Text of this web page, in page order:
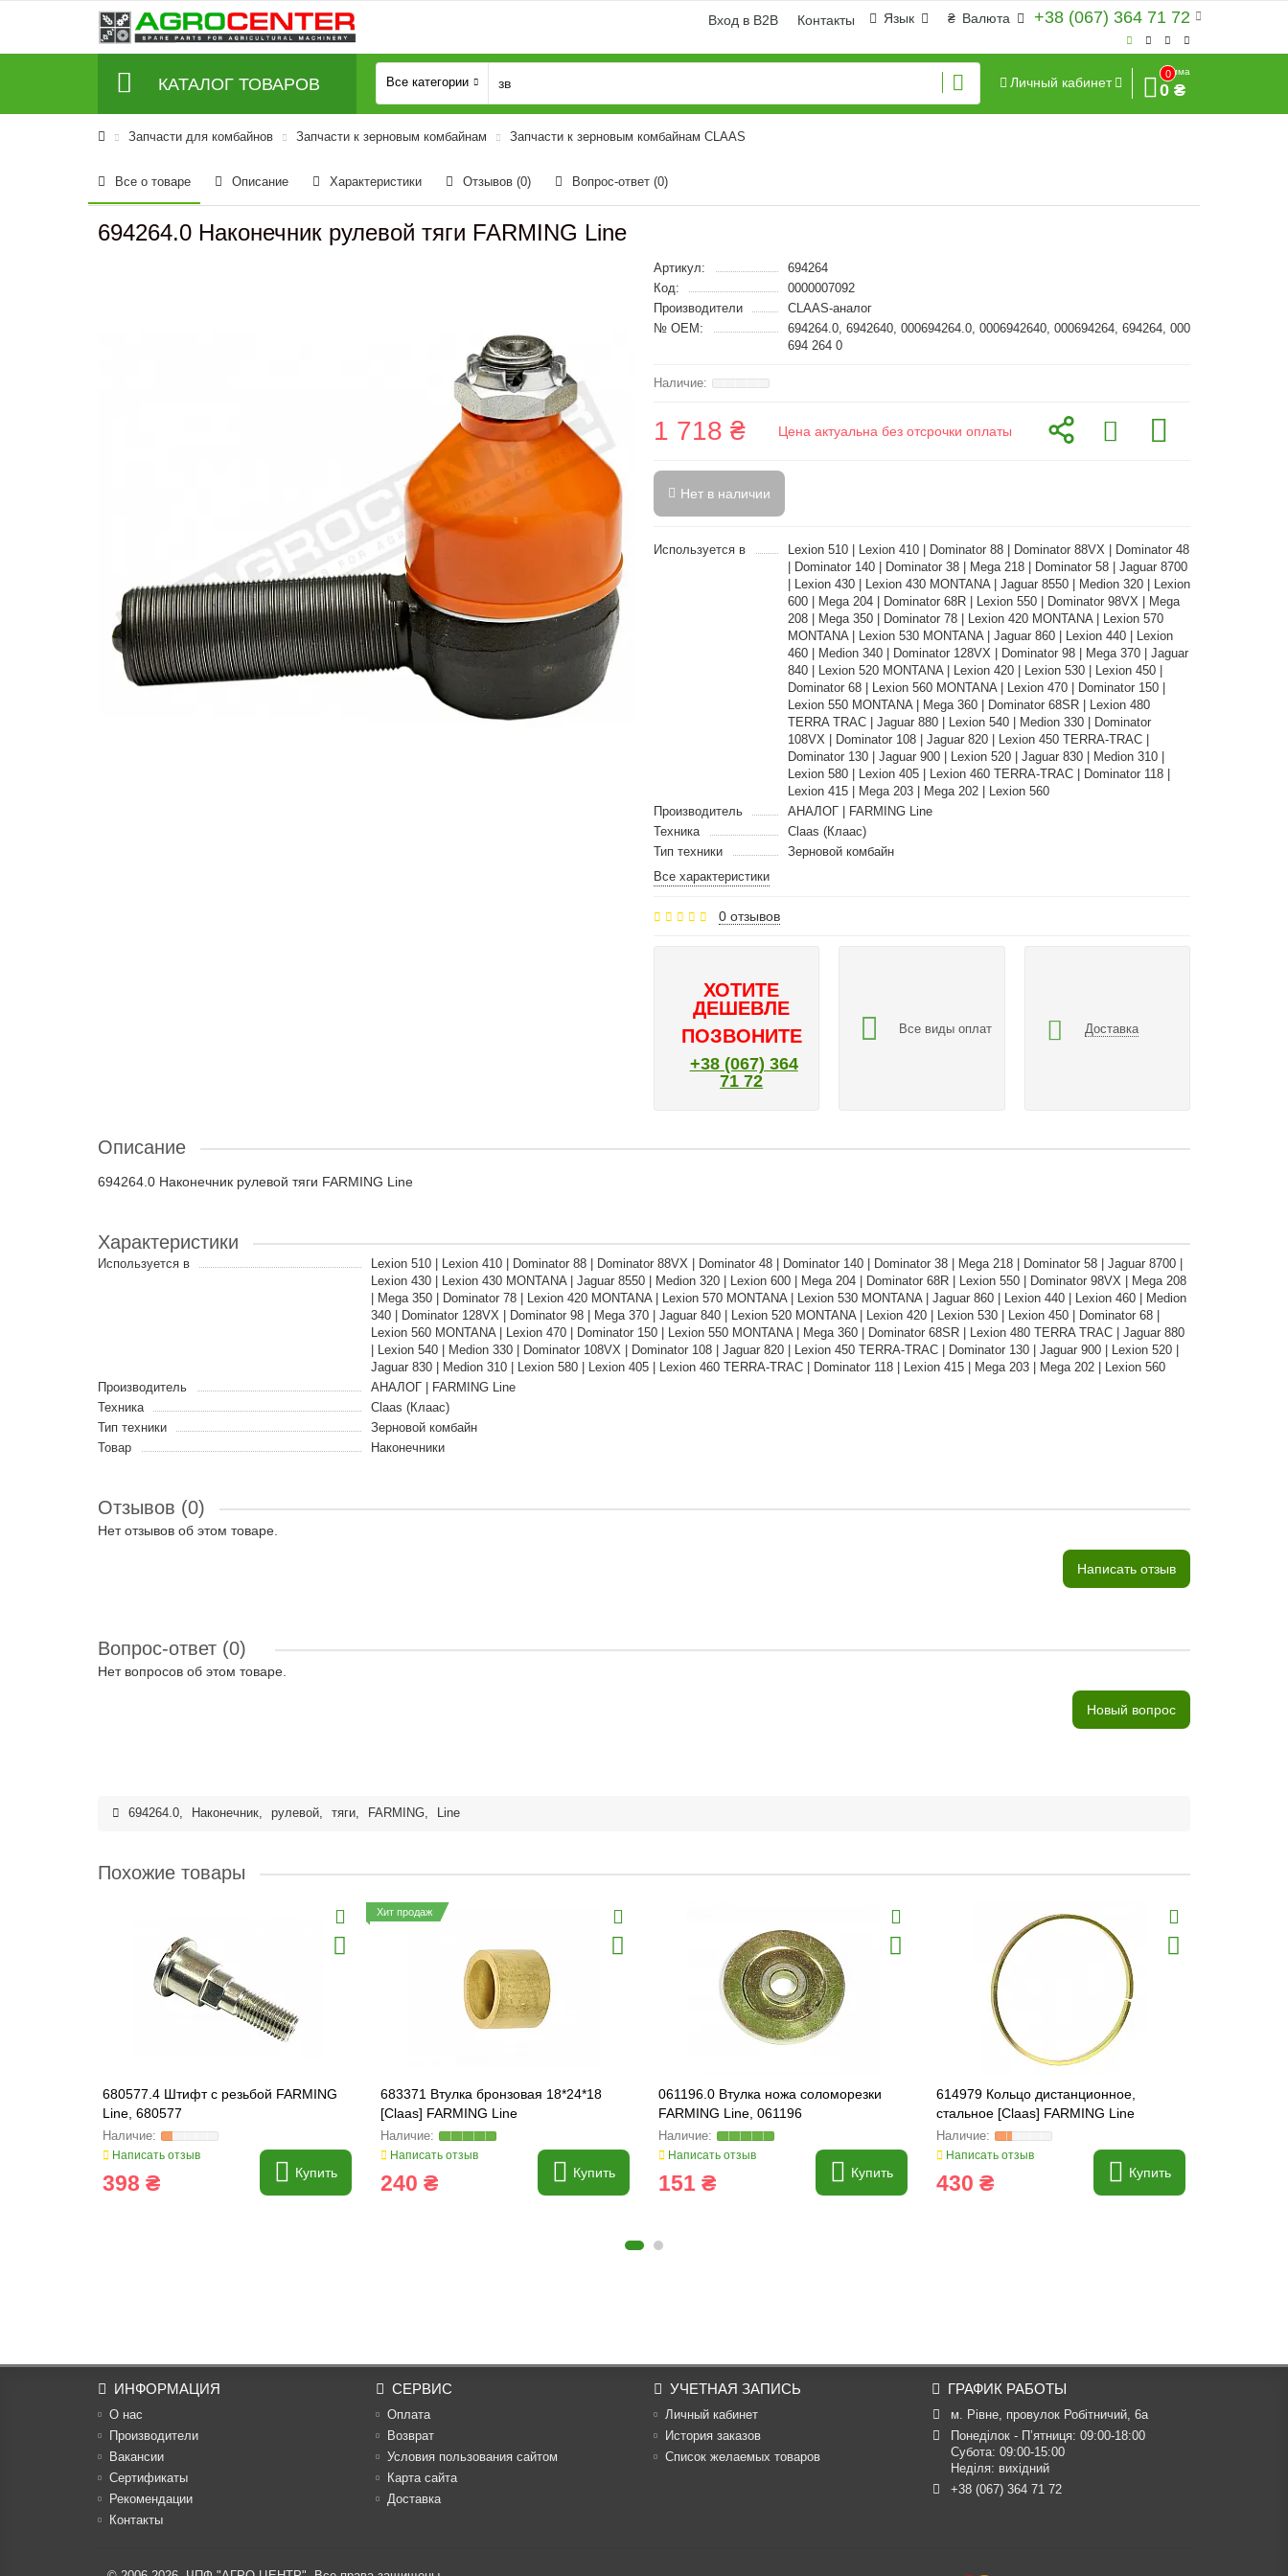
+38 (067) 364 71 72
₴ Валюта
Язык
Вход в B2B Контакты
КАТАЛОГ ТОВАРОВ Все категории Личный кабинет
0
Сумма
0 ₴
Запчасти для комбайнов Запчасти к зерновым комбайнам Запчасти к зерновым комбайнам CLAAS
Все о товаре Описание Характеристики Отзывов (0) Вопрос-ответ (0)
694264.0 Наконечник рулевой тяги FARMING Line
Артикул:
694264
Код:
0000007092
Производители
CLAAS-аналог
№ OEM:
694264.0, 6942640, 000694264.0, 0006942640, 000694264, 694264, 000
694 264 0
1 718 ₴ Цена актуальна без отсрочки оплаты
Нет в наличии
Используется в
Lexion 510 | Lexion 410 | Dominator 88 | Dominator 88VX | Dominator 48
| Dominator 140 | Dominator 38 | Mega 218 | Dominator 58 | Jaguar 8700
| Lexion 430 | Lexion 430 MONTANA | Jaguar 8550 | Medion 320 | Lexion
600 | Mega 204 | Dominator 68R | Lexion 550 | Dominator 98VX | Mega
208 | Mega 350 | Dominator 78 | Lexion 420 MONTANA | Lexion 570
MONTANA | Lexion 530 MONTANA | Jaguar 860 | Lexion 440 | Lexion
460 | Medion 340 | Dominator 128VX | Dominator 98 | Mega 370 | Jaguar
840 | Lexion 520 MONTANA | Lexion 420 | Lexion 530 | Lexion 450 |
Dominator 68 | Lexion 560 MONTANA | Lexion 470 | Dominator 150 |
Lexion 550 MONTANA | Mega 360 | Dominator 68SR | Lexion 480
TERRA TRAC | Jaguar 880 | Lexion 540 | Medion 330 | Dominator
108VX | Dominator 108 | Jaguar 820 | Lexion 450 TERRA-TRAC |
Dominator 130 | Jaguar 900 | Lexion 520 | Jaguar 830 | Medion 310 |
Lexion 580 | Lexion 405 | Lexion 460 TERRA-TRAC | Dominator 118 |
Lexion 415 | Mega 203 | Mega 202 | Lexion 560
Производитель
АНАЛОГ | FARMING Line
Техника
Claas (Клаас)
Тип техники
Зерновой комбайн
Все характеристики
0 отзывов
ХОТИТЕ
ДЕШЕВЛЕ
ПОЗВОНИТЕ
+38 (067) 364
71 72
Все виды оплат Доставка
Описание
694264.0 Наконечник рулевой тяги FARMING Line
Характеристики
Используется в
Lexion 510 | Lexion 410 | Dominator 88 | Dominator 88VX | Dominator 48 | Dominator 140 | Dominator 38 | Mega 218 | Dominator 58 | Jaguar 8700 |
Lexion 430 | Lexion 430 MONTANA | Jaguar 8550 | Medion 320 | Lexion 600 | Mega 204 | Dominator 68R | Lexion 550 | Dominator 98VX | Mega 208
| Mega 350 | Dominator 78 | Lexion 420 MONTANA | Lexion 570 MONTANA | Lexion 530 MONTANA | Jaguar 860 | Lexion 440 | Lexion 460 | Medion
340 | Dominator 128VX | Dominator 98 | Mega 370 | Jaguar 840 | Lexion 520 MONTANA | Lexion 420 | Lexion 530 | Lexion 450 | Dominator 68 |
Lexion 560 MONTANA | Lexion 470 | Dominator 150 | Lexion 550 MONTANA | Mega 360 | Dominator 68SR | Lexion 480 TERRA TRAC | Jaguar 880
| Lexion 540 | Medion 330 | Dominator 108VX | Dominator 108 | Jaguar 820 | Lexion 450 TERRA-TRAC | Dominator 130 | Jaguar 900 | Lexion 520 |
Jaguar 830 | Medion 310 | Lexion 580 | Lexion 405 | Lexion 460 TERRA-TRAC | Dominator 118 | Lexion 415 | Mega 203 | Mega 202 | Lexion 560
Производитель
АНАЛОГ | FARMING Line
Техника
Claas (Клаас)
Тип техники
Зерновой комбайн
Товар
Наконечники
Отзывов (0)
Нет отзывов об этом товаре.
Написать отзыв
Вопрос-ответ (0)
Нет вопросов об этом товаре.
Новый вопрос
694264.0, Наконечник, рулевой, тяги, FARMING, Line
Похожие товары
680577.4 Штифт с резьбой FARMING
Line, 680577
Написать отзыв
398 ₴ Купить
Хит продаж
683371 Втулка бронзовая 18*24*18
[Claas] FARMING Line
Написать отзыв
240 ₴ Купить
061196.0 Втулка ножа соломорезки
FARMING Line, 061196
Написать отзыв
151 ₴ Купить
614979 Кольцо дистанционное,
стальное [Claas] FARMING Line
Написать отзыв
430 ₴ Купить
ИНФОРМАЦИЯ
О нас
Производители
Вакансии
Cертификаты
Рекомендации
Контакты
СЕРВИС
Оплата
Возврат
Условия пользования сайтом
Карта сайта
Доставка
УЧЕТНАЯ ЗАПИСЬ
Личный кабинет
История заказов
Список желаемых товаров
ГРАФИК РАБОТЫ
м. Рівне, провулок Робітничий, 6а
Понеділок - П’ятниця: 09:00-18:00
Субота: 09:00-15:00
Неділя: вихідний
+38 (067) 364 71 72